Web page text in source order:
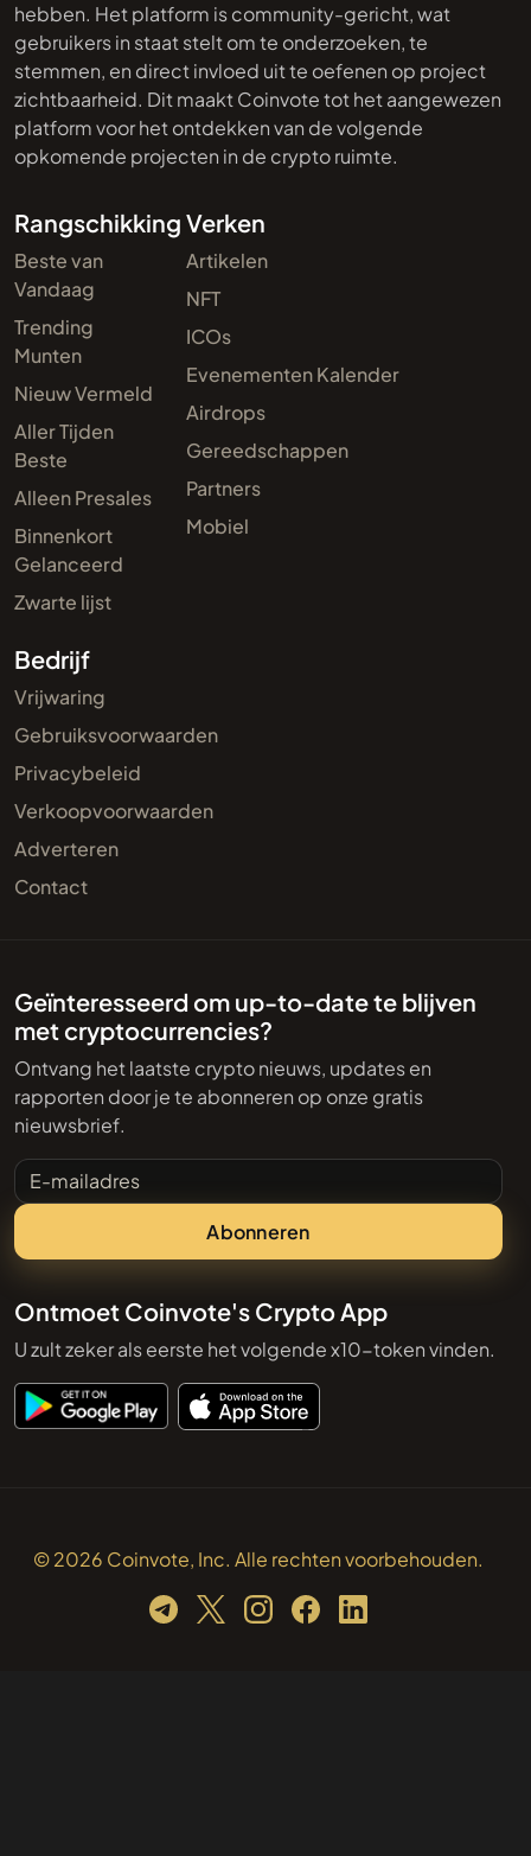
hebben. Het platform is community-gericht, wat
gebruikers in staat stelt om te onderzoeken, te
stemmen, en direct invloed uit te oefenen op project
zichtbaarheid. Dit maakt Coinvote tot het aangewezen
platform voor het ontdekken van de volgende
opkomende projecten in de crypto ruimte.
Rangschikking
Beste van
Vandaag
Trending
Munten
Nieuw Vermeld
Aller Tijden
Beste
Alleen Presales
Binnenkort
Gelanceerd
Zwarte lijst
Verken
Artikelen
NFT
ICOs
Evenementen Kalender
Airdrops
Gereedschappen
Partners
Mobiel
Bedrijf
Vrijwaring
Gebruiksvoorwaarden
Privacybeleid
Verkoopvoorwaarden
Adverteren
Contact
Geïnteresseerd om up-to-date te blijven
met cryptocurrencies?
Ontvang het laatste crypto nieuws, updates en
rapporten door je te abonneren op onze gratis
nieuwsbrief.
E-mailadres
Abonneren
Ontmoet Coinvote's Crypto App
U zult zeker als eerste het volgende x10-token vinden.
© 2026 Coinvote, Inc. Alle rechten voorbehouden.